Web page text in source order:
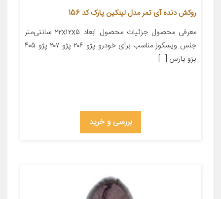
روکش دنده آی تمر مدل لینکین پارک کد 156
معرفی محصول جزئیات محصول ابعاد ۲۲x۱۲x۵ سانتی‌متر
جنس ویسکوز مناسب برای خودرو پژو ۲۰۶ پژو ۲۰۷ پژو ۴۰۵
پژو پارس […]
بررسی و خرید